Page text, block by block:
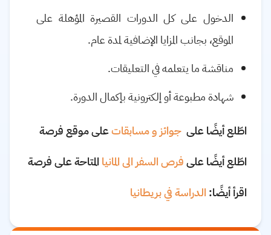
الدخول على كل الدورات القصيرة المؤهلة على
الموقع، بجانب المزايا الإضافية لمدة عام.
مناقشة ما يتعلمه في التعليقات.
شهادة مطبوعة أو إلكترونية بإكمال الدورة.
اطّلع أيضًا على جوائز و مسابقاتعلى موقع فرصة
اطّلع أيضًا علىفرص السفر الى المانيا المتاحة على فرصة
اقرأ أيضًا: الدراسة في بريطانيا